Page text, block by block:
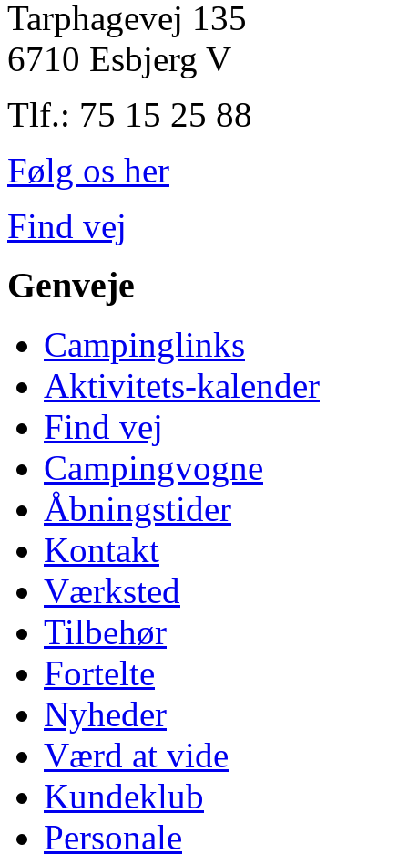
Tarphagevej 135
6710 Esbjerg V
Tlf.: 75 15 25 88
Følg os her
Find vej
Genveje
Campinglinks
Aktivitets-kalender
Find vej
Campingvogne
Åbningstider
Kontakt
Værksted
Tilbehør
Fortelte
Nyheder
Værd at vide
Kundeklub
Personale